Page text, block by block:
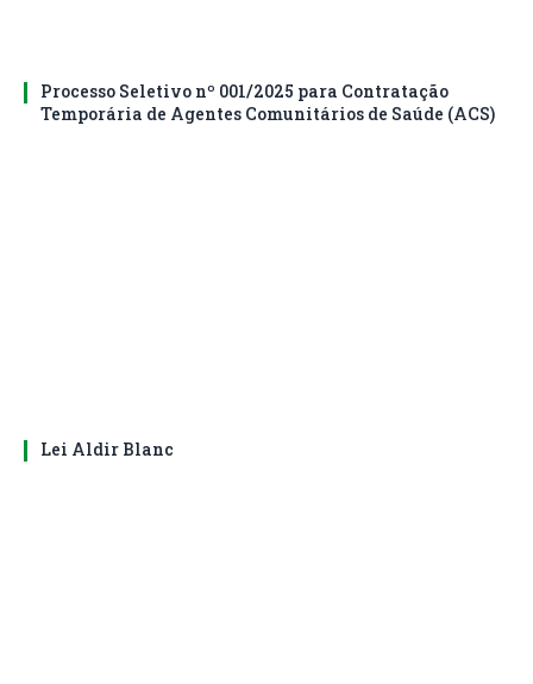
Processo Seletivo nº 001/2025 para Contratação
Temporária de Agentes Comunitários de Saúde (ACS)
Lei Aldir Blanc